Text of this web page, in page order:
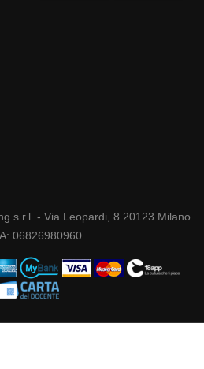
s.r.l. - Via Leopardi, 8 20123 Milano
06826980960